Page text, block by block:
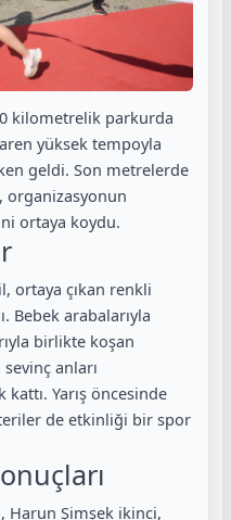
kilometrelik parkurda
yüksek tempoyla
geldi. Son metrelerde
organizasyonun
ortaya koydu.
ortaya çıkan renkli
Bebek arabalarıyla
birlikte koşan
anları
kattı. Yarış öncesinde
de etkinliği bir spor
Harun Şimşek ikinci,